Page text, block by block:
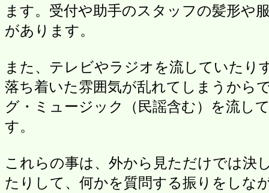
ます。受付や助手のスタッフの髪形や
があります。
また、テレビやラジオを流していたり
落ち着いた雰囲気が乱れてしまうから
グ・ミュージック（民謡含む）を流し
す。
これらの事は、外から見ただけでは決
たりして、何かを質問する振りをしな